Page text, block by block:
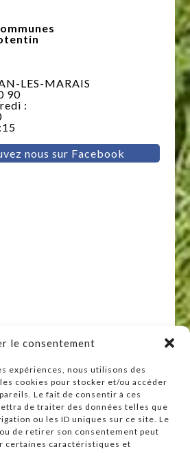
le consentement
expériences, nous utilisons des
cookies pour stocker et/ou accéder
Le fait de consentir à ces
de traiter des données telles que
ou les ID uniques sur ce site. Le
de retirer son consentement peut
certaines caractéristiques et
LES-MARAIS
90
:
nous sur Facebook